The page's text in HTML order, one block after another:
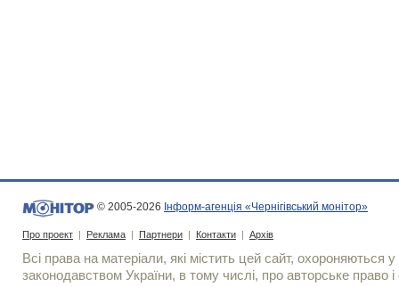
© 2005-2026 Інформ-агенція «Чернігівський монітор»
Про проект | Реклама | Партнери | Контакти | Архів
Всі права на матеріали, які містить цей сайт, охороняються у
законодавством України, в тому числі, про авторське право і